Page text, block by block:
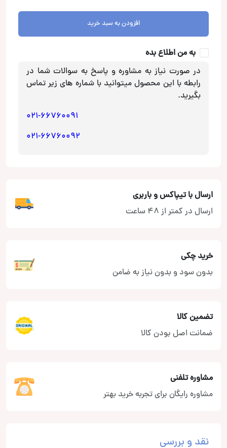
افزودن به سبد خرید
به من اطلاع بده
در صورت نیاز به مشاوره و پاسخ به سوالات شما در
رابطه با این محصول میتوانید با شماره های زیر تماس
بگیرید.
021-66760091
021-66760092
ارسال با تیپاکس و باربری
ارسال در کمتر از 48 ساعت
خرید چکی
بدون سود و بدون نیاز به ضامن
تضمین کالا
ضمانت اصل بودن کالا
مشاوره تلفنی
مشاوره رایگان برای تجربه خرید بهتر
نقد و بررسی